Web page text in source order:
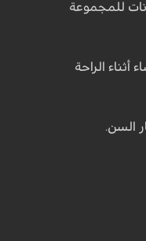
المكونات للمجموعة
الراحة
السن.